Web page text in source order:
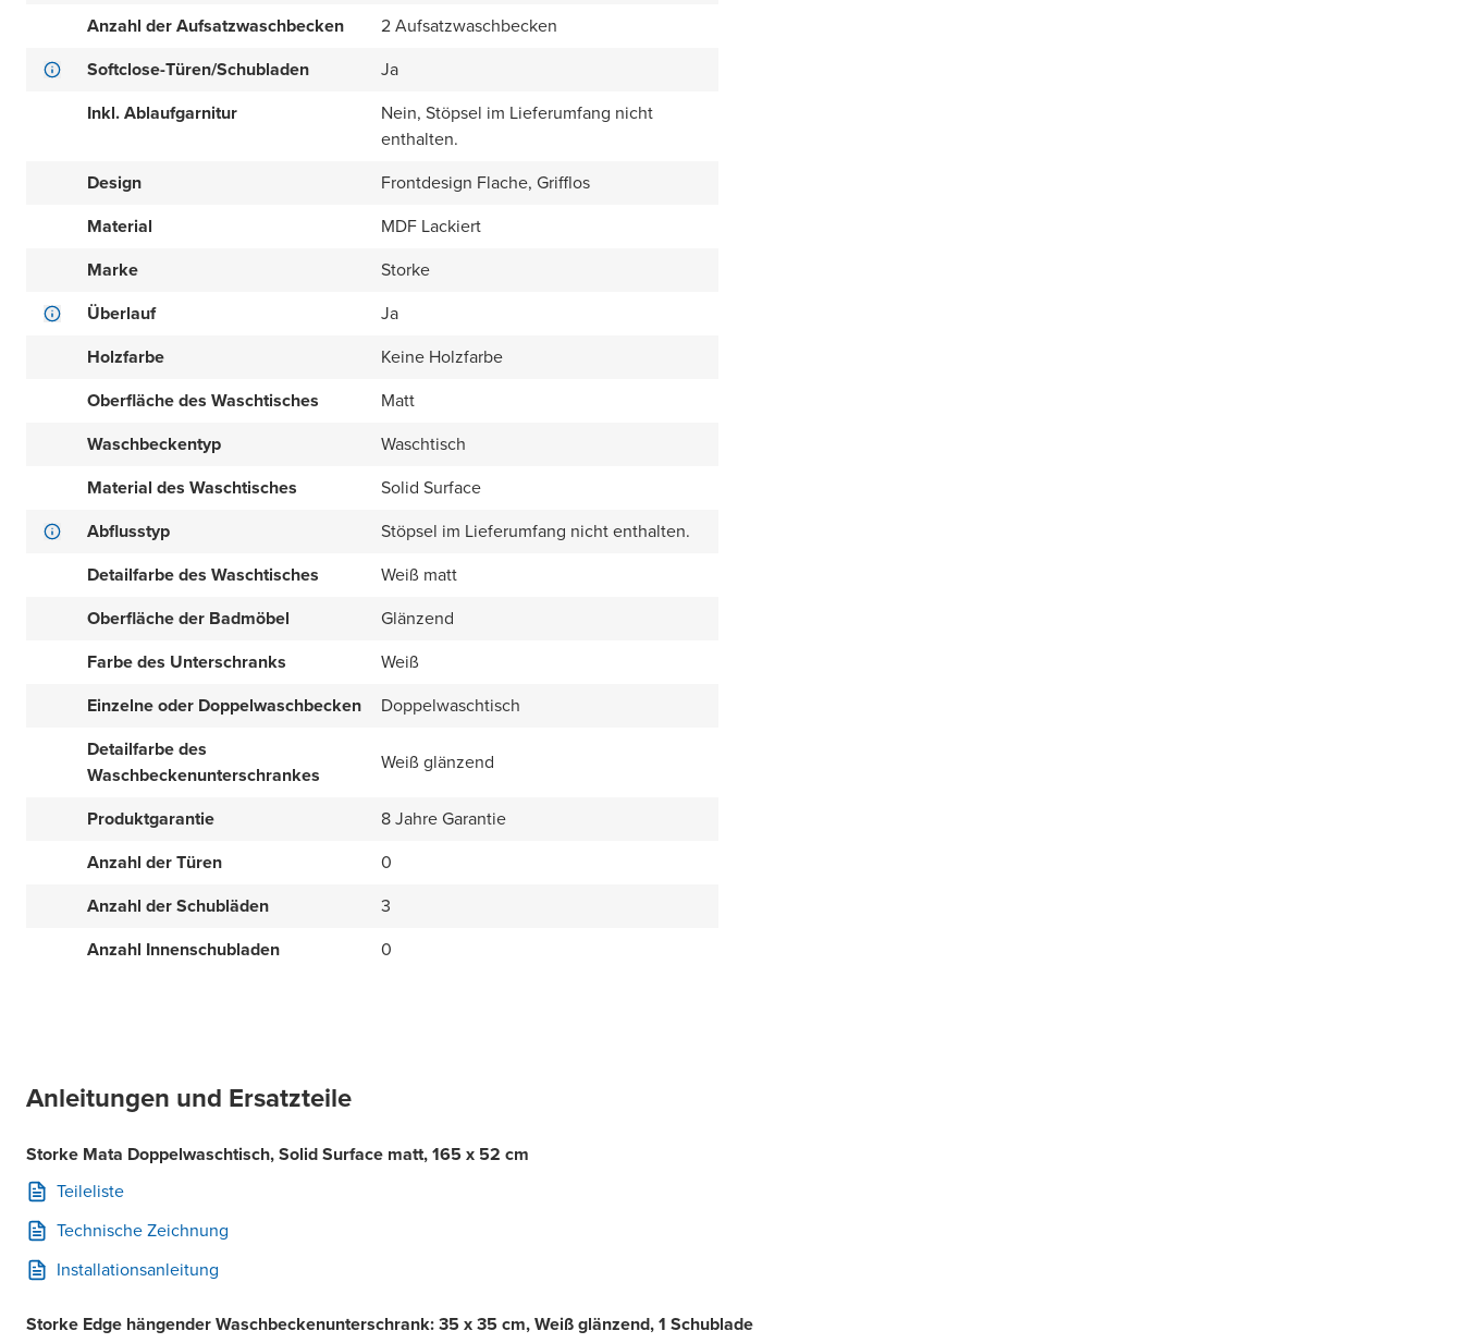
Anzahl der Aufsatzwaschbecken
2 Aufsatzwaschbecken
Softclose-Türen/Schubladen
Ja
Inkl. Ablaufgarnitur
Nein, Stöpsel im Lieferumfang nicht
enthalten.
Design
Frontdesign Flache, Grifflos
Material
MDF Lackiert
Marke
Storke
Überlauf
Ja
Holzfarbe
Keine Holzfarbe
Oberfläche des Waschtisches
Matt
Waschbeckentyp
Waschtisch
Material des Waschtisches
Solid Surface
Abflusstyp
Stöpsel im Lieferumfang nicht enthalten.
Detailfarbe des Waschtisches
Weiß matt
Oberfläche der Badmöbel
Glänzend
Farbe des Unterschranks
Weiß
Einzelne oder Doppelwaschbecken
Doppelwaschtisch
Detailfarbe des
Waschbeckenunterschrankes
Weiß glänzend
Produktgarantie
8 Jahre Garantie
Anzahl der Türen
0
Anzahl der Schubläden
3
Anzahl Innenschubladen
0
Anleitungen und Ersatzteile
Storke Mata Doppelwaschtisch, Solid Surface matt, 165 x 52 cm
Teileliste
Technische Zeichnung
Installationsanleitung
Storke Edge hängender Waschbeckenunterschrank: 35 x 35 cm, Weiß glänzend, 1 Schublade